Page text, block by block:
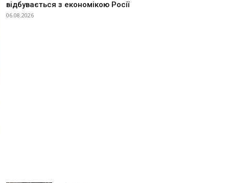
відбувається з економікою Росії
06.08.2026